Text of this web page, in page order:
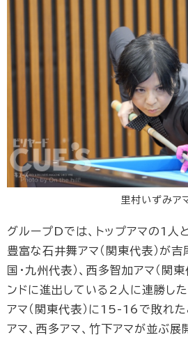
里村いずみア
グループDでは、トップアマの1人
豊富な石井舞アマ（関東代表）が吉
国・九州代表）、西多智加アマ（関
ンドに進出している2人に連勝し
アマ（関東代表）に15-16で敗れ
アマ、西多アマ、竹下アマが並ぶ展